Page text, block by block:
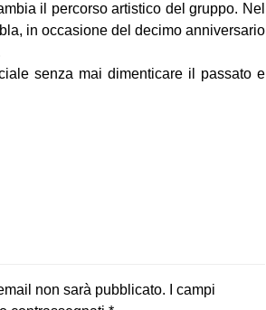
il percorso artistico del gruppo. Nel
in occasione del decimo anniversario
senza mai dimenticare il passato e
non sarà pubblicato.
I campi